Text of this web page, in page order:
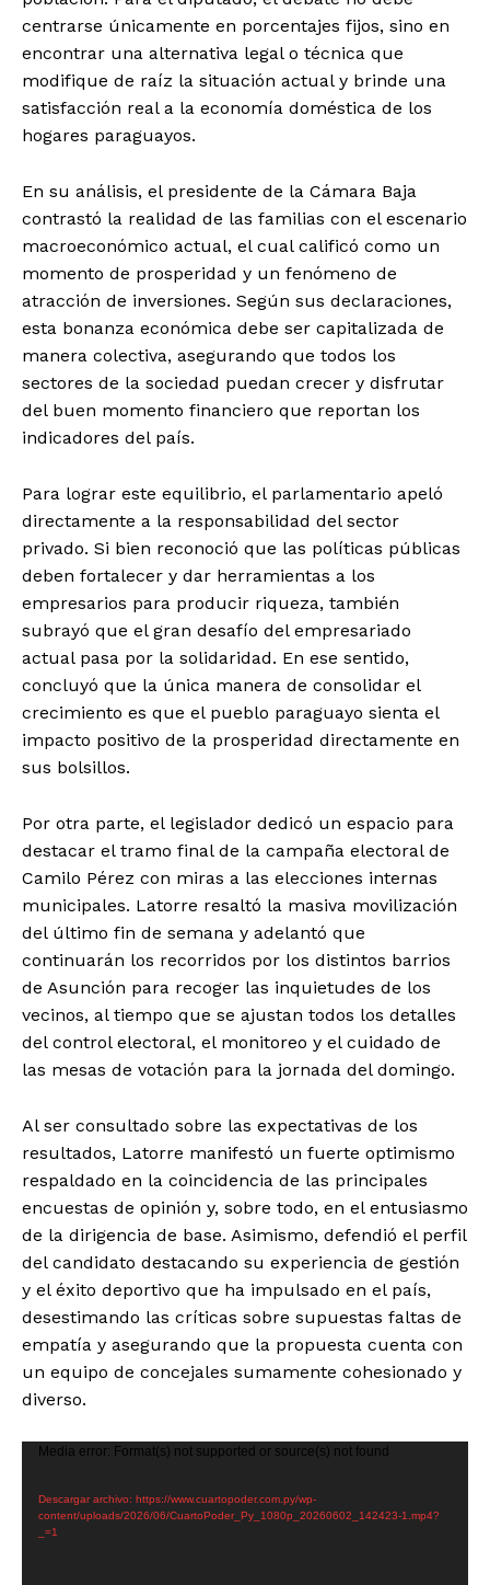
centrarse únicamente en porcentajes fijos, sino en
encontrar una alternativa legal o técnica que
modifique de raíz la situación actual y brinde una
satisfacción real a la economía doméstica de los
hogares paraguayos.
En su análisis, el presidente de la Cámara Baja
contrastó la realidad de las familias con el escenario
macroeconómico actual, el cual calificó como un
momento de prosperidad y un fenómeno de
atracción de inversiones. Según sus declaraciones,
esta bonanza económica debe ser capitalizada de
manera colectiva, asegurando que todos los
sectores de la sociedad puedan crecer y disfrutar
del buen momento financiero que reportan los
indicadores del país.
Para lograr este equilibrio, el parlamentario apeló
directamente a la responsabilidad del sector
privado. Si bien reconoció que las políticas públicas
deben fortalecer y dar herramientas a los
empresarios para producir riqueza, también
subrayó que el gran desafío del empresariado
actual pasa por la solidaridad. En ese sentido,
concluyó que la única manera de consolidar el
crecimiento es que el pueblo paraguayo sienta el
impacto positivo de la prosperidad directamente en
sus bolsillos.
Por otra parte, el legislador dedicó un espacio para
destacar el tramo final de la campaña electoral de
Camilo Pérez con miras a las elecciones internas
municipales. Latorre resaltó la masiva movilización
del último fin de semana y adelantó que
continuarán los recorridos por los distintos barrios
de Asunción para recoger las inquietudes de los
vecinos, al tiempo que se ajustan todos los detalles
del control electoral, el monitoreo y el cuidado de
las mesas de votación para la jornada del domingo.
Al ser consultado sobre las expectativas de los
resultados, Latorre manifestó un fuerte optimismo
respaldado en la coincidencia de las principales
encuestas de opinión y, sobre todo, en el entusiasmo
de la dirigencia de base. Asimismo, defendió el perfil
del candidato destacando su experiencia de gestión
y el éxito deportivo que ha impulsado en el país,
desestimando las críticas sobre supuestas faltas de
empatía y asegurando que la propuesta cuenta con
un equipo de concejales sumamente cohesionado y
diverso.
Media error: Format(s) not supported or source(s) not found
Descargar archivo: https://www.cuartopoder.com.py/wp-
content/uploads/2026/06/CuartoPoder_Py_1080p_20260602_142423-1.mp4?
_=1